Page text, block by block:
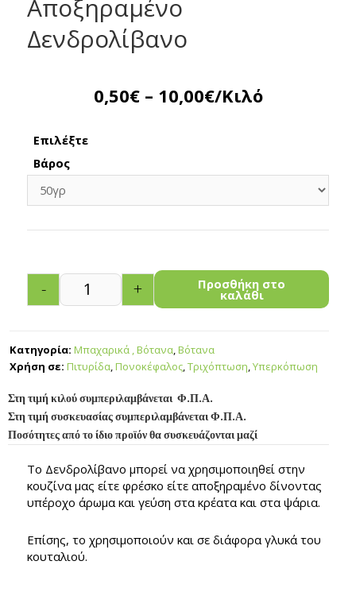
Αποξηραμένο
Δενδρολίβανο
0,50€ – 10,00€/Κιλό
Επιλέξτε
Βάρος
- + Προσθήκη στο
καλάθι
Κατηγορία: Μπαχαρικά , Βότανα,Βότανα
Χρήση σε: Πιτυρίδα,Πονοκέφαλος,Τριχόπτωση,Υπερκόπωση
Στη τιμή κιλού συμπεριλαμβάνεται Φ.Π.Α.
Στη τιμή συσκευασίας συμπεριλαμβάνεται Φ.Π.Α.
Ποσότητες από το ίδιο προϊόν θα συσκευάζονται μαζί
Το Δενδρολίβανο μπορεί να χρησιμοποιηθεί στην
κουζίνα μας είτε φρέσκο είτε αποξηραμένο δίνοντας
υπέροχο άρωμα και γεύση στα κρέατα και στα ψάρια.
Επίσης, το χρησιμοποιούν και σε διάφορα γλυκά του
κουταλιού.